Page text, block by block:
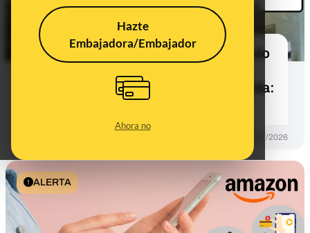
Hazte
Embajadora/Embajador
Ahora no
No, Banco Sabadell no está haciendo
transferencia de 9.900 euros retenida:
13/07/2026
ALERTA